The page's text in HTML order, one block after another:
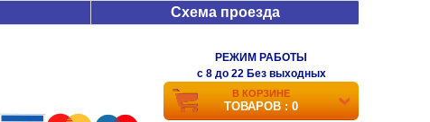
Схема проезда
РЕЖИМ РАБОТЫ
c 8 до 22 Без выходных
В КОРЗИНЕ
ТОВАРОВ : 0